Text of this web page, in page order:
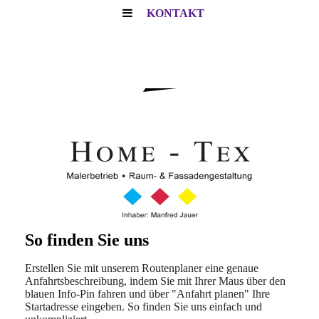
KONTAKT
So finden Sie uns
Erstellen Sie mit unserem Routenplaner eine genaue
Anfahrtsbeschreibung, indem Sie mit Ihrer Maus über den
blauen Info-Pin fahren und über "Anfahrt planen" Ihre
Startadresse eingeben. So finden Sie uns einfach und